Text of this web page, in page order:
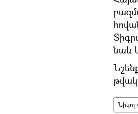
նաև
Նիկոլ